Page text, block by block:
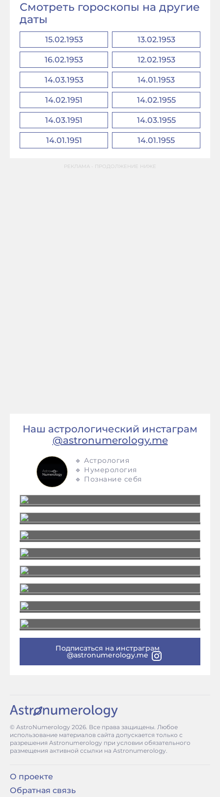
Смотреть гороскопы на другие
даты
15.02.1953 13.02.1953
16.02.1953 12.02.1953
14.03.1953 14.01.1953
14.02.1951 14.02.1955
14.03.1951 14.03.1955
14.01.1951 14.01.1955
РЕКЛАМА - ПРОДОЛЖЕНИЕ НИЖЕ
Наш астрологический инстаграм
@astronumerology.me
🔹 Астрология
🔹 Нумерология
🔹 Познание себя
Подписаться на инстраграм
@astronumerology.me
© AstroNumerology 2026. Все права защищены. Любое
использование материалов сайта допускается только с
разрешения Astronumerology при условии обязательного
размещения активной ссылки на Astronumerology.
О проекте
Обратная связь